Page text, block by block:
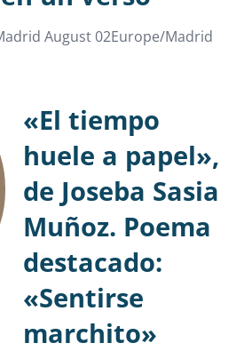
August 02Europe/Madrid
«El tiempo
huele a papel»,
de Joseba Sasia
Muñoz. Poema
destacado:
«Sentirse
marchito»